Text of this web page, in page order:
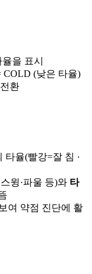
을 표시
COLD (낮은 타율)
환
타율(빨강=잘 침 ·
윙·파울 등)와 타
여 약점 진단에 활